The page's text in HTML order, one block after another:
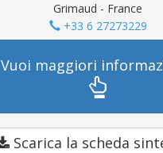
Grimaud - France
+33 6 27273229
Vuoi maggiori
Scarica la scheda